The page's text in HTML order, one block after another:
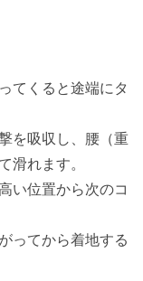
てくると途端にタ
を吸収し、腰（重
滑れます。
い位置から次のコ
ってから着地する